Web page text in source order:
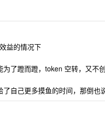
益的情况下
了蹬而蹬，token 空转，又不
自己更多摸鱼的时间，那倒也